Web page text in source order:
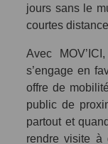
jours sans le
courtes
Avec
s’engage en
offre de
public de
partout et
rendre visite à